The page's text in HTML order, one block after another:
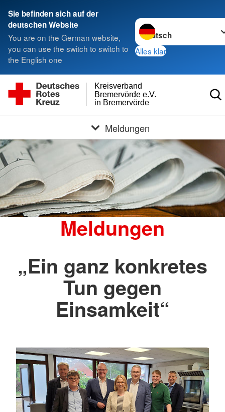
Sie befinden sich auf der
deutschen Website
You are on the German website,
you can use the switch to switch to
the English one
Sprache wechseln zu
Alles klar
in Bremervörde
Bremervörde e.V.
Kreisverband
Meldungen
Meldungen
„Ein ganz konkretes
Tun gegen
Einsamkeit“